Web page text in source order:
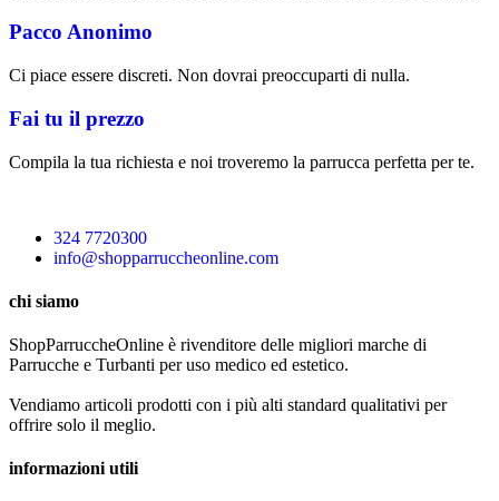
Pacco Anonimo
Ci piace essere discreti. Non dovrai preoccuparti di nulla.
Fai tu il prezzo
Compila la tua richiesta e noi troveremo la parrucca perfetta per te.
324 7720300
info@shopparruccheonline.com
chi siamo
ShopParruccheOnline è rivenditore delle migliori marche di
Parrucche e Turbanti per uso medico ed estetico.
Vendiamo articoli prodotti con i più alti standard qualitativi per
offrire solo il meglio.
informazioni utili